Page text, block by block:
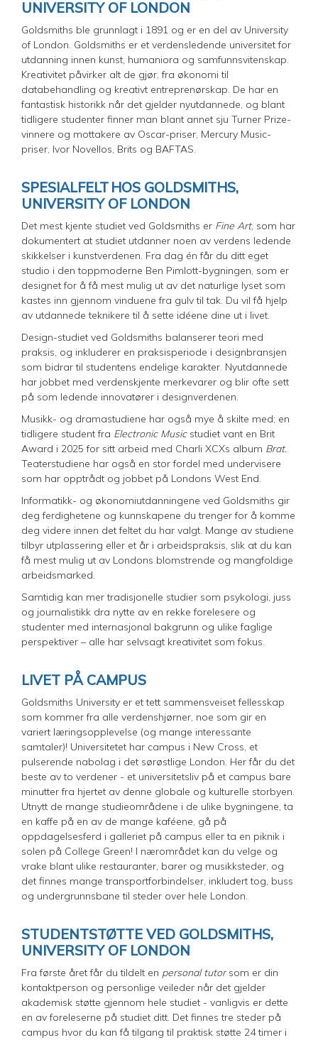
UNIVERSITY OF LONDON
Goldsmiths ble grunnlagt i 1891 og er en del av University
of London. Goldsmiths er et verdensledende universitet for
utdanning innen kunst, humaniora og samfunnsvitenskap.
Kreativitet påvirker alt de gjør, fra økonomi til
databehandling og kreativt entreprenørskap. De har en
fantastisk historikk når det gjelder nyutdannede, og blant
tidligere studenter finner man blant annet sju Turner Prize-
vinnere og mottakere av Oscar-priser, Mercury Music-
priser, Ivor Novellos, Brits og BAFTAS.
SPESIALFELT HOS GOLDSMITHS,
UNIVERSITY OF LONDON
Det mest kjente studiet ved Goldsmiths er Fine Art, som har
dokumentert at studiet utdanner noen av verdens ledende
skikkelser i kunstverdenen. Fra dag én får du ditt eget
studio i den toppmoderne Ben Pimlott-bygningen, som er
designet for å få mest mulig ut av det naturlige lyset som
kastes inn gjennom vinduene fra gulv til tak. Du vil få hjelp
av utdannede teknikere til å sette idéene dine ut i livet.
Design-studiet ved Goldsmiths balanserer teori med
praksis, og inkluderer en praksisperiode i designbransjen
som bidrar til studentens endelige karakter. Nyutdannede
har jobbet med verdenskjente merkevarer og blir ofte sett
på som ledende innovatører i designverdenen.
Musikk- og dramastudiene har også mye å skilte med; en
tidligere student fra Electronic Music studiet vant en Brit
Award i 2025 for sitt arbeid med Charli XCXs album Brat.
Teaterstudiene har også en stor fordel med undervisere
som har opptrådt og jobbet på Londons West End.
Informatikk- og økonomiutdanningene ved Goldsmiths gir
deg ferdighetene og kunnskapene du trenger for å komme
deg videre innen det feltet du har valgt. Mange av studiene
tilbyr utplassering eller et år i arbeidspraksis, slik at du kan
få mest mulig ut av Londons blomstrende og mangfoldige
arbeidsmarked.
Samtidig kan mer tradisjonelle studier som psykologi, juss
og journalistikk dra nytte av en rekke forelesere og
studenter med internasjonal bakgrunn og ulike faglige
perspektiver – alle har selvsagt kreativitet som fokus.
LIVET PÅ CAMPUS
Goldsmiths University er et tett sammensveiset fellesskap
som kommer fra alle verdenshjørner, noe som gir en
variert læringsopplevelse (og mange interessante
samtaler)! Universitetet har campus i New Cross, et
pulserende nabolag i det sørøstlige London. Her får du det
beste av to verdener - et universitetsliv på et campus bare
minutter fra hjertet av denne globale og kulturelle storbyen.
Utnytt de mange studieområdene i de ulike bygningene, ta
en kaffe på en av de mange kaféene, gå på
oppdagelsesferd i galleriet på campus eller ta en piknik i
solen på College Green! I nærområdet kan du velge og
vrake blant ulike restauranter, barer og musikksteder, og
det finnes mange transportforbindelser, inkludert tog, buss
og undergrunnsbane til steder over hele London.
STUDENTSTØTTE VED GOLDSMITHS,
UNIVERSITY OF LONDON
Fra første året får du tildelt en personal tutorsom er din
kontaktperson og personlige veileder når det gjelder
akademisk støtte gjennom hele studiet - vanligvis er dette
en av foreleserne på studiet ditt. Det finnes tre steder på
campus hvor du kan få tilgang til praktisk støtte 24 timer i